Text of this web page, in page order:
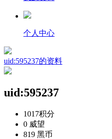
个人中心
uid:595237的资料
uid:595237
1017积分
0 威望
819 黑币